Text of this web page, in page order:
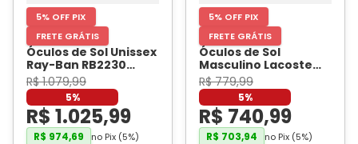
5% OFF PIX
FRETE GRÁTIS
Óculos de Sol Unissex
Ray-Ban RB2230
Havana- RAY BAN
R$ 1.079,99
5%
R$ 1.025,99
R$ 974,69 no Pix (5%)
5% OFF PIX
FRETE GRÁTIS
Óculos de Sol
Masculino Lacoste
L995S Preto Fosco
LACOSTE
R$ 779,99
5%
R$ 740,99
R$ 703,94 no Pix (5%)